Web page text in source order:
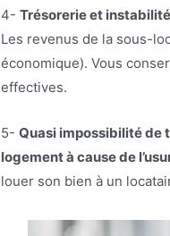
4-Trésorerie et instabilité
Les revenus de la sous-
économique). Vous
effectives.
5-Quasi impossibilité de
logement à cause de
louer son bien à un